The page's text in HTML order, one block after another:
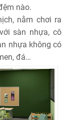
nào.
nằm chơi ra
sàn nhựa, cô
nhựa không có
đá…